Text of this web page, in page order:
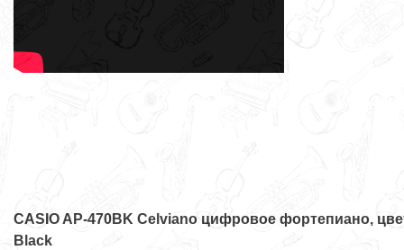
CASIO AP-470BK Celviano цифровое фортепиано,
Black